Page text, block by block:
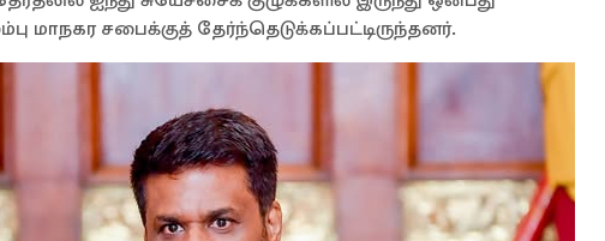
மாநகர சபைக்குத் தேர்ந்தெடுக்கப்பட்டிருந்தனர்.